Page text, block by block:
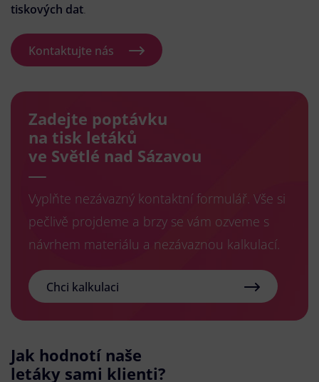
tiskových dat.
Kontaktujte nás
Zadejte poptávku
na tisk letáků
ve Světlé nad Sázavou
Vyplňte nezávazný kontaktní formulář. Vše si
pečlivě projdeme a brzy se vám ozveme s
návrhem materiálu a nezávaznou kalkulací.
Chci kalkulaci
Jak hodnotí naše
letáky sami klienti?